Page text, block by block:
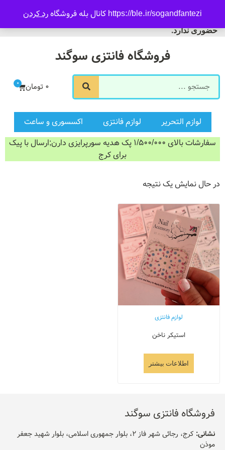
https://ble.ir/sogandfantezi کانال بله فروشگاه رد کردن
فروشگاه سوگند فروش
حضوری ندارد.
ورود/ثبت نام
فروشگاه فانتزی سوگند
0 تومان 0
لوازم التحریر لوازم فانتزی
اکسسوری و ساعت
سفارشات بالای 1/500/000 پک هدیه سورپرایزی دارن;ارسال با پیک
برای کرج
در حال نمایش یک نتیجه
لوازم فانتزی
استیکر ناخن
اطلاعات بیشتر
فروشگاه فانتزی سوگند
نشانی:
کرج، رجائی شهر فاز 2، بلوار جمهوری اسلامی، بلوار شهید جعفر
موذن